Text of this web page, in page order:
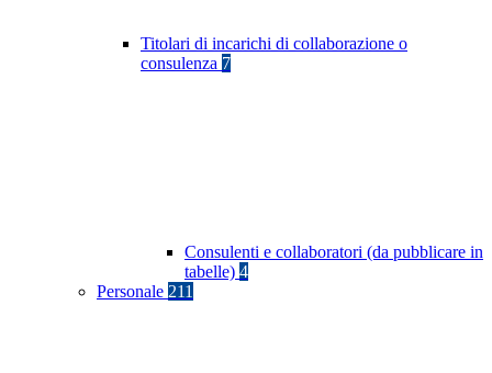
Titolari di incarichi di collaborazione o
consulenza 7
Consulenti e collaboratori (da pubblicare in
tabelle) 4
Personale 211